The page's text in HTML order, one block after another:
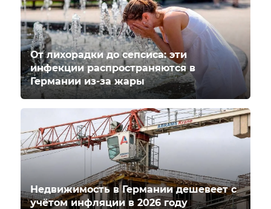
От лихорадки до сепсиса: эти
инфекции распространяются в
Германии из-за жары
Недвижимость в Германии дешевеет с
учётом инфляции в 2026 году